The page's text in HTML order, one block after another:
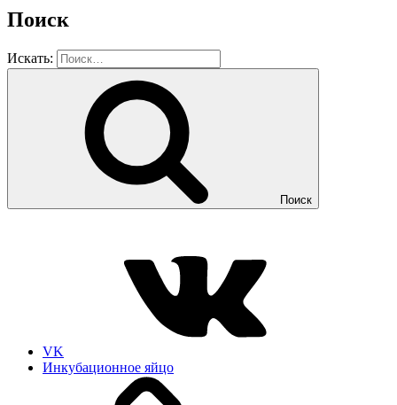
Поиск
Искать:
Поиск
VK
Инкубационное яйцо